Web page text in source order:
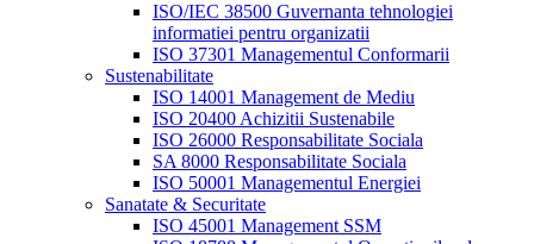
ISO/IEC 38500 Guvernanta tehnologiei
informatiei pentru organizatii
ISO 37301 Managementul Conformarii
Sustenabilitate
ISO 14001 Management de Mediu
ISO 20400 Achizitii Sustenabile
ISO 26000 Responsabilitate Sociala
SA 8000 Responsabilitate Sociala
ISO 50001 Managementul Energiei
Sanatate & Securitate
ISO 45001 Management SSM